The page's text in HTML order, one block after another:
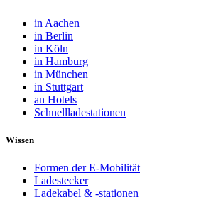
in Aachen
in Berlin
in Köln
in Hamburg
in München
in Stuttgart
an Hotels
Schnellladestationen
Wissen
Formen der E-Mobilität
Ladestecker
Ladekabel & -stationen